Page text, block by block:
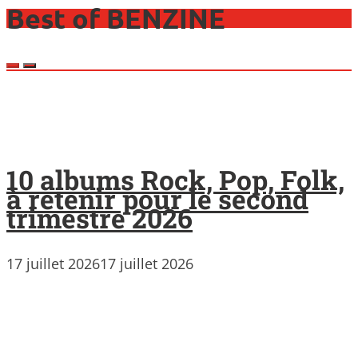
Best of BENZINE
10 albums Rock, Pop, Folk,
à retenir pour le second
trimestre 2026
17 juillet 202617 juillet 2026